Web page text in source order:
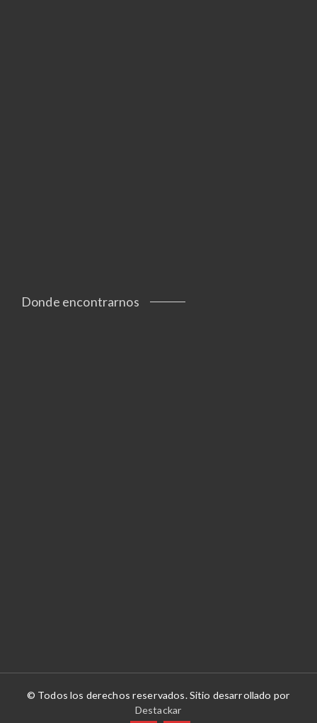
Donde encontrarnos
© Todos los derechos reservados. Sitio desarrollado por
Destackar